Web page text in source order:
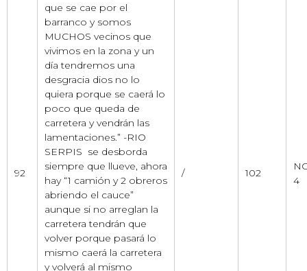
92
que se cae por el
barranco y somos
MUCHOS vecinos que
vivimos en la zona y un
día tendremos una
desgracia dios no lo
quiera porque se caerá lo
poco que queda de
carretera y vendrán las
lamentaciones.” -RIO
SERPIS se desborda
siempre que llueve, ahora
hay “1 camión y 2 obreros
abriendo el cauce”
aunque si no arreglan la
carretera tendrán que
volver porque pasará lo
mismo caerá la carretera
y volverá al mismo
/ 102
4